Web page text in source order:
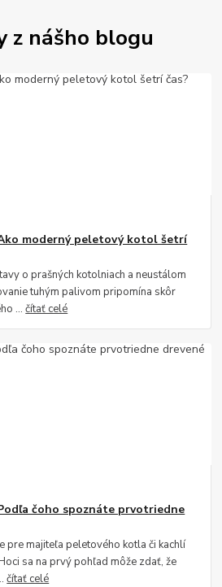
z nášho blogu
moderný peletový kotol šetrí
o prašných kotolniach a neustálom
tuhým palivom pripomína skôr
...čítať celé
čoho spoznáte prvotriedne
pre majiteľa peletového kotla či kachlí
sa na prvý pohľad môže zdať, že
čítať celé